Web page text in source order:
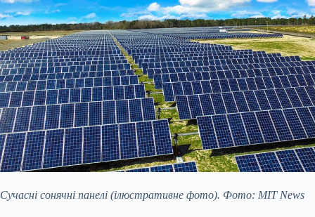
Сучасні сонячні панелі (ілюстративне фото). Фото: MIT News